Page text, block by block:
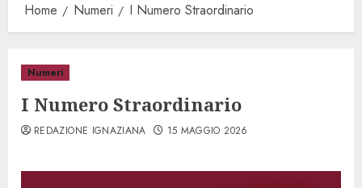
Home Numeri I Numero Straordinario
Numeri
I Numero Straordinario
REDAZIONE IGNAZIANA 15 MAGGIO 2026